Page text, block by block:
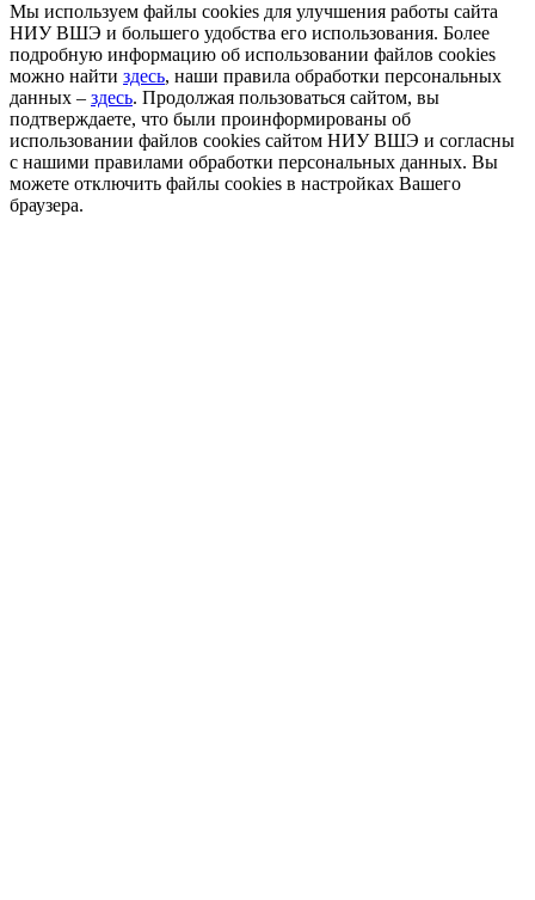
Мы используем файлы cookies для улучшения работы сайта
НИУ ВШЭ и большего удобства его использования. Более
подробную информацию об использовании файлов cookies
можно найти здесь, наши правила обработки персональных
данных – здесь. Продолжая пользоваться сайтом, вы
подтверждаете, что были проинформированы об
использовании файлов cookies сайтом НИУ ВШЭ и согласны
с нашими правилами обработки персональных данных. Вы
можете отключить файлы cookies в настройках Вашего
браузера.